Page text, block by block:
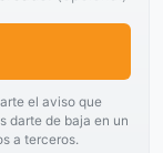
el aviso que
darte de baja en un
a terceros.